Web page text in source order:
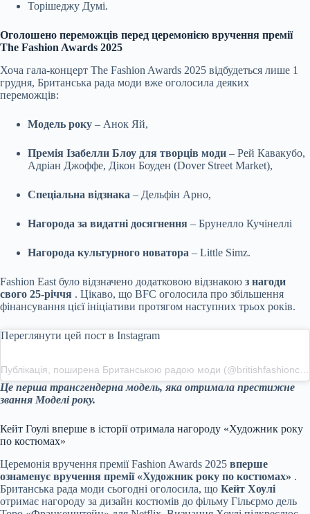
Торішеджу Думі.
Оголошено переможців перед церемонією вручення премії
The Fashion Awards 2025
Хоча гала-концерт The Fashion Awards 2025 відбудеться лише 1
грудня, Британська рада моди вже оголосила деяких
переможців:
Модель року – Анок Яй,
Премія Ізабелли Блоу для творців моди – Рей Кавакубо,
Адріан Джоффе, Дікон Боуден (Dover Street Market),
Спеціальна відзнака – Дельфін Арно,
Нагорода за видатні досягнення – Брунелло Кучінеллі
Нагорода культурного новатора – Little Simz.
Fashion East було відзначено додатковою відзнакою з нагоди
свого 25-річчя . Цікаво, що BFC оголосила про збільшення
фінансування цієї ініціативи протягом наступних трьох років.
Переглянути цей пост в Instagram
Це перша трансгендерна модель, яка отримала престижне
звання Моделі року.
Кейт Гоулі вперше в історії отримала нагороду «Художник року
по костюмах»
Церемонія вручення премії Fashion Awards 2025 вперше
ознаменує вручення премії «Художник року по костюмах» .
Британська рада моди сьогодні оголосила, що Кейт Хоулі
отримає нагороду за дизайн костюмів до фільму Гільєрмо дель